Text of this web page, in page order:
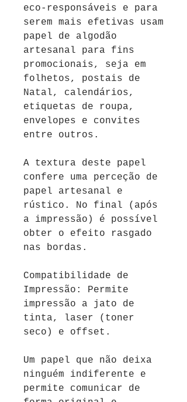
eco-responsáveis e para
serem mais efetivas usam
papel de algodão
artesanal para fins
promocionais, seja em
folhetos, postais de
Natal, calendários,
etiquetas de roupa,
envelopes e convites
entre outros.
A textura deste papel
confere uma perceção de
papel artesanal e
rústico. No final (após
a impressão) é possível
obter o efeito rasgado
nas bordas.
Compatibilidade de
Impressão: Permite
impressão a jato de
tinta, laser (toner
seco) e offset.
Um papel que não deixa
ninguém indiferente e
permite comunicar de